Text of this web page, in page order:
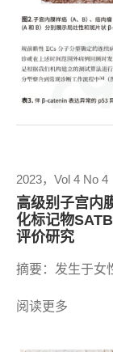
2023，Vol 4 No 4
高级别子宫内
化标记物
评价研究
摘要：发生于女
阅读更多